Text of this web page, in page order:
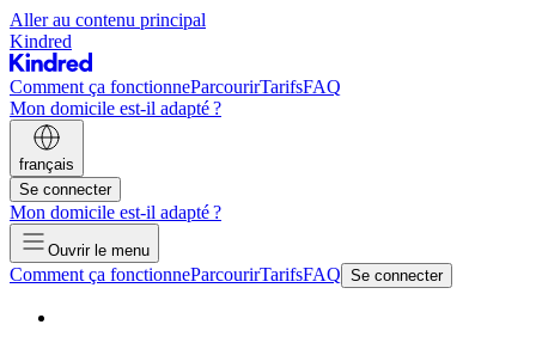
Aller au contenu principal
Kindred
Comment ça fonctionneParcourirTarifsFAQ
Mon domicile est-il adapté ?
français
Se connecter
Mon domicile est-il adapté ?
Ouvrir le menu
Comment ça fonctionneParcourirTarifsFAQ Se connecter